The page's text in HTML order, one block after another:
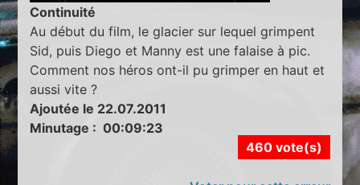
Continuité
Au début du film, le glacier sur lequel grimpent
Sid, puis Diego et Manny est une falaise à pic.
Comment nos héros ont-il pu grimper en haut et
aussi vite ?
Ajoutée le 22.07.2011
Minutage : 00:09:23
460 vote(s)